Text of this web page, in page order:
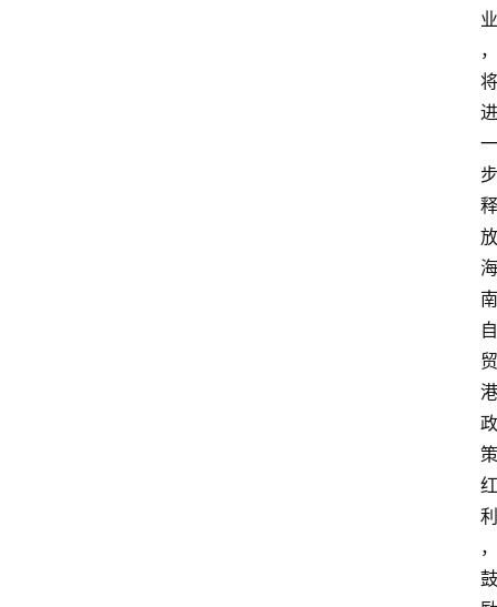
业
，
将
进
一
步
释
放
海
南
自
贸
港
政
策
红
利
，
鼓